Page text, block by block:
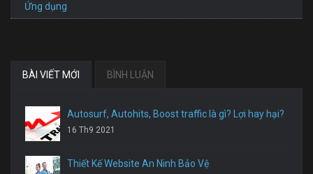
Ứng dụng
BÀI VIẾT MỚI BÌNH LUẬN
Autosurf, Autohits, Boost traffic là gì? Lợi hay hại?
16 Th9 2021
Thiết Kế Website An Ninh Bảo Vệ